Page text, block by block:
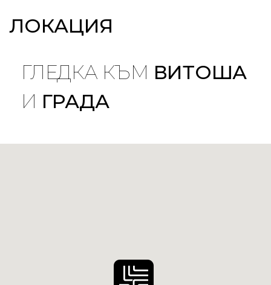
ЛОКАЦИЯ
ГЛЕДКА КЪМ ВИТОША
И ГРАДА